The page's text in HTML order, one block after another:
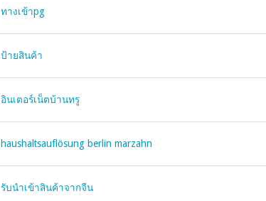
ทางเข้าpg
ป้ายสินค้า
อินเตอร์เน็ตบ้านทรู
haushaltsauflösung berlin marzahn
รับนำเข้าสินค้าจากจีน